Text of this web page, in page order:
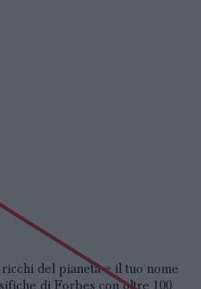
del pianeta e il tuo nome
di Forbes con oltre 100